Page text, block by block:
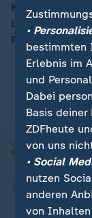
00:16
besprechen
Reformpaket
•
bestimmten
Erlebnis im
und
Dabei
Basis deiner
ZDFheute
von uns
• Social
nutzen
anderen
von